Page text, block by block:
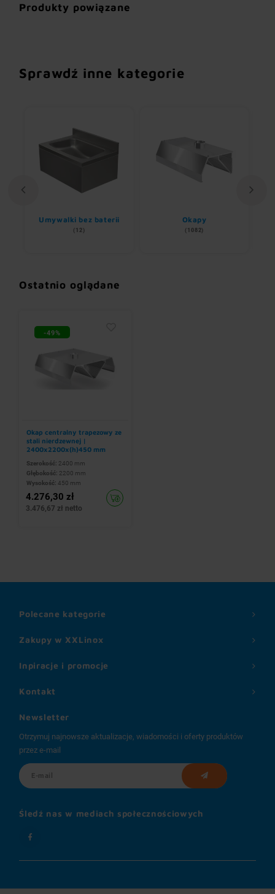
Produkty powiązane
Sprawdź inne kategorie
Umywalki bez baterii
(12)
Okapy
(1082)
Ostatnio oglądane
-49%
Okap centralny trapezowy ze
stali nierdzewnej |
2400x2200x(h)450 mm
Szerokość: 2400 mm
Głębokość: 2200 mm
Wysokość: 450 mm
4.276,30 zł
3.476,67 zł netto
Zakupy w XXLinox
Inpiracje i promocje
Polecane kategorie
Kontakt
Newsletter
Otrzymuj najnowsze aktualizacje, wiadomości i oferty produktów
przez e-mail
Śledź nas w mediach społecznościowych